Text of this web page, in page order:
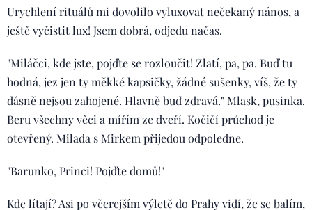
Urychlení rituálů mi dovolilo vyluxovat nečekaný nános, a
ještě vyčistit lux! Jsem dobrá, odjedu načas.
"Miláčci, kde jste, pojďte se rozloučit! Zlatí, pa, pa. Buď tu
hodná, jez jen ty měkké kapsičky, žádné sušenky, víš, že ty
dásně nejsou zahojené. Hlavně buď zdravá." Mlask, pusinka.
Beru všechny věci a mířím ze dveří. Kočičí průchod je
otevřený. Milada s Mirkem přijedou odpoledne.
"Barunko, Princi! Pojďte domů!"
Kde lítají? Asi po včerejším výletě do Prahy vidí, že se balím,